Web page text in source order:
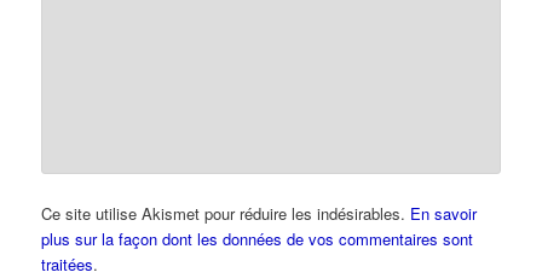
Ce site utilise Akismet pour réduire les indésirables. En savoir
plus sur la façon dont les données de vos commentaires sont
traitées.